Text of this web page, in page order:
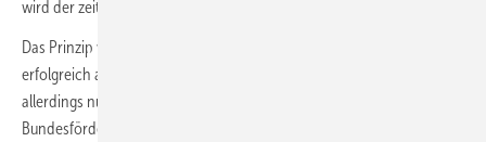
wird der zeitliche Aufwand vor Ort deutlich reduziert.
Das Prinzip wird für den Neubau (Fertighäuser) seit Langem
erfolgreich angewendet, bei der energetischen Modernisierung
allerdings nur in sehr geringem Umfang. Mit der neuen
Bundesförderung soll die Serielle Sanierung zu einer innovativen